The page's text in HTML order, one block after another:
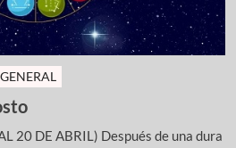
20 DE ABRIL) Después de una dura